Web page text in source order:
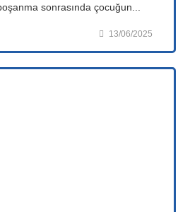
sonrasında çocuğun...
13/06/2025